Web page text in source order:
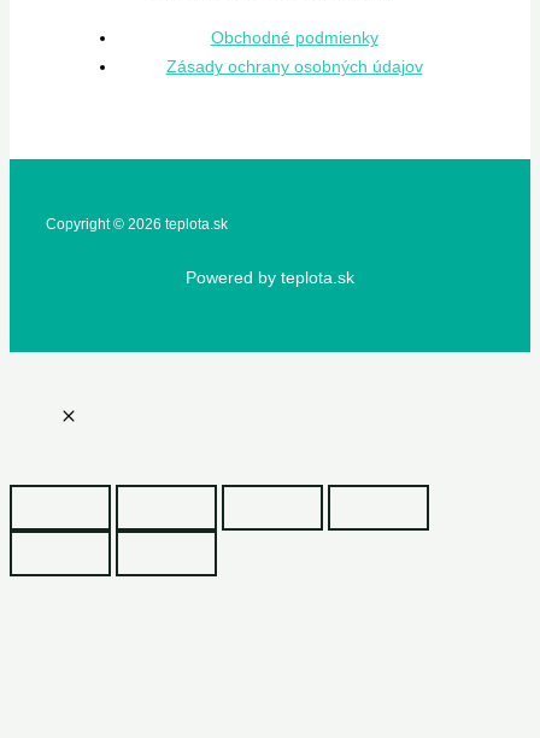
Obchodné podmienky
Zásady ochrany osobných údajov
Copyright © 2026 teplota.sk
Powered by teplota.sk